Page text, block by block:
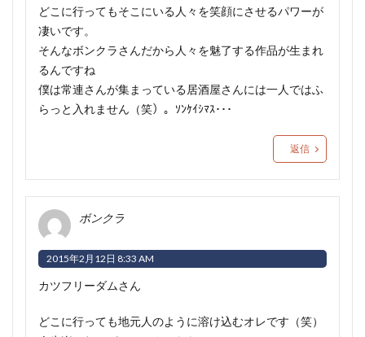
どこに行ってもそこにいる人々を笑顔にさせるパワーが
凄いです。
そんなボンクラさんだから人々を魅了する作品が生まれ
るんですね
僕は常連さんが集まっている居酒屋さんには一人ではふ
らっと入れません（笑）。ｿﾝｹｲｼﾏｽ･･･
返信
ボンクラ
2015年2月12日 8:33 AM
カツフリーダムさん
どこに行っても地元人のように溶け込むオレです（笑）